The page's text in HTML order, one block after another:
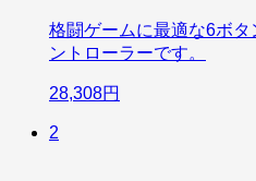
格闘ゲームに最適な6ボ
ントローラーです。
28,308円
2